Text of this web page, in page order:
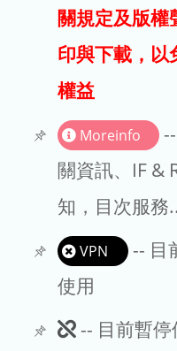
文
關規定及版權
印與下載，以
權益
Moreinfo
關資訊、IF &
知，目次服務
VPN
-- 目
使用
此
-- 目前暫